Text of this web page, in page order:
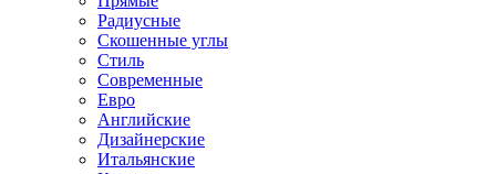
Радиусные
Скошенные углы
Стиль
Современные
Евро
Английские
Дизайнерские
Итальянские